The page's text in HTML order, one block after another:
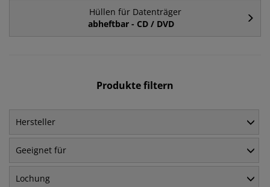
Hüllen für Datenträger
abheftbar - CD / DVD
Produkte filtern
Hersteller
Geeignet für
Lochung